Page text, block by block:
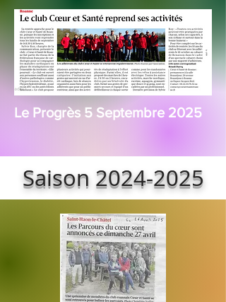
Le Progrès 5 Septembre 2025
Saison 2024-2025